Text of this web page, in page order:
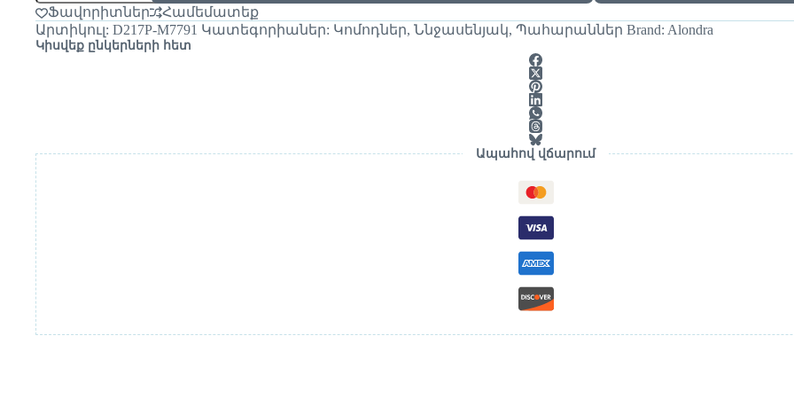
Ֆավորիտներ
Համեմատեք
Արտիկուլ: D217P-M7791 Կատեգորիաներ: Կոմոդներ, Ննջասենյակ, Պահարաններ Brand: Alondra
Կիսվեք ընկերների հետ
Ապահով վճարում